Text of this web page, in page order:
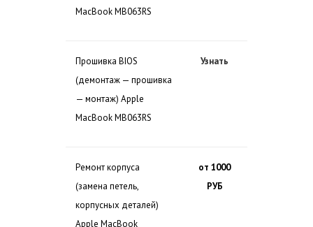
MacBook MB063RS
Прошивка BIOS
(демонтаж — прошивка
— монтаж) Apple
MacBook MB063RS
Узнать
Ремонт корпуса
(замена петель,
корпусных деталей)
Apple MacBook
от 1000
РУБ